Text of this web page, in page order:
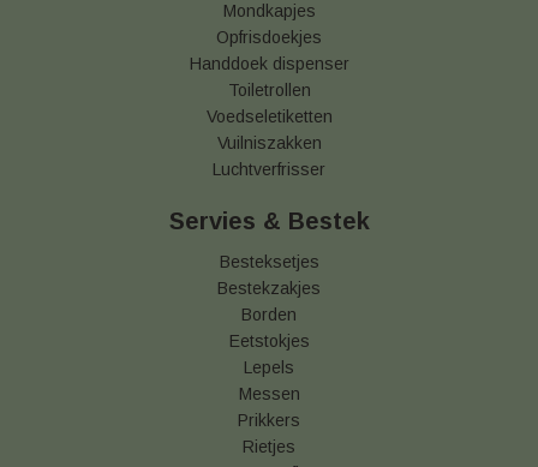
Mondkapjes
Opfrisdoekjes
Handdoek dispenser
Toiletrollen
Voedseletiketten
Vuilniszakken
Luchtverfrisser
Servies & Bestek
Besteksetjes
Bestekzakjes
Borden
Eetstokjes
Lepels
Messen
Prikkers
Rietjes